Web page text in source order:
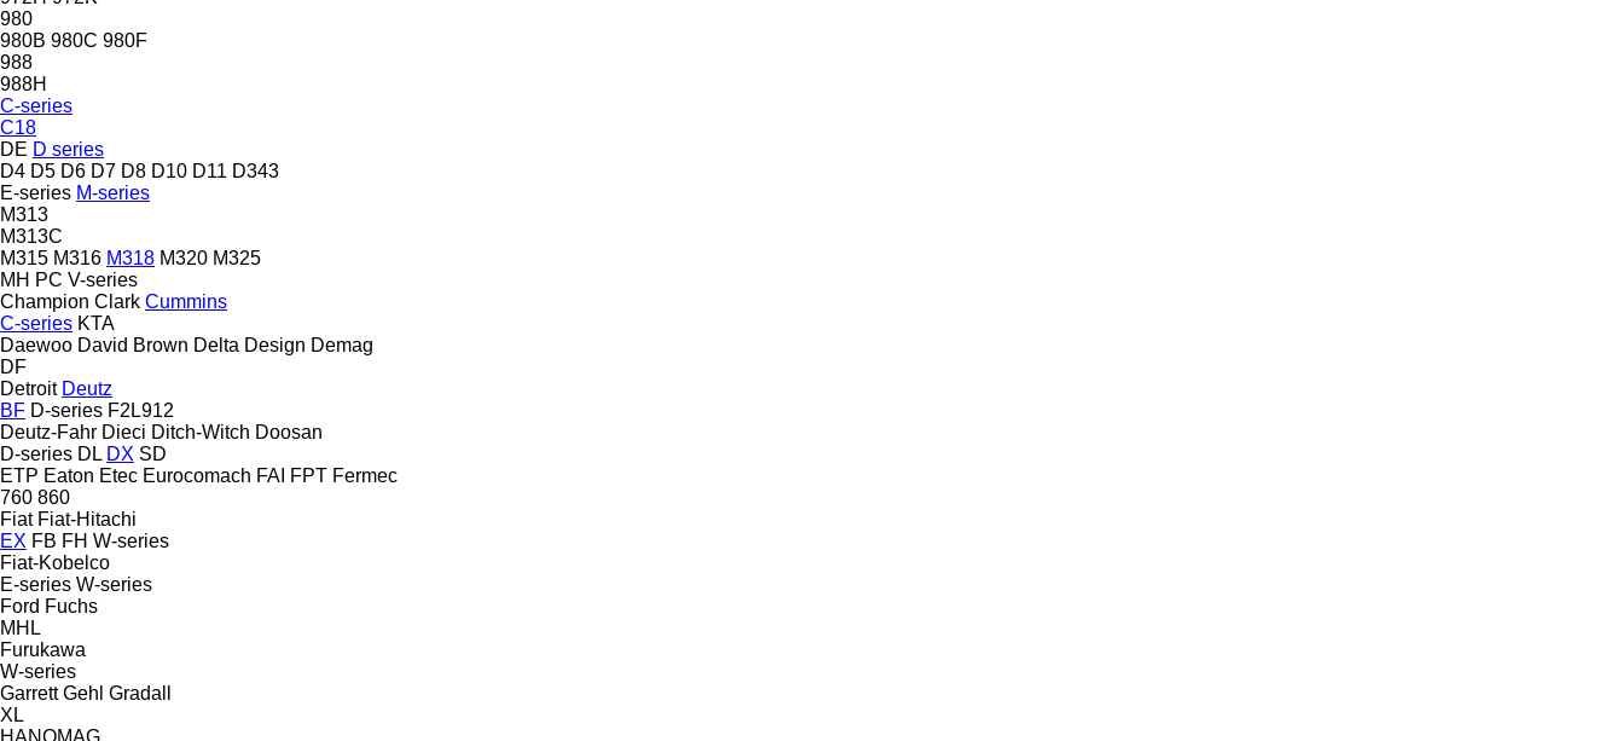
980
980B 980C 980F
988
988H
C-series
C18
DE D series
D4 D5 D6 D7 D8 D10 D11 D343
E-series M-series
M313
M313C
M315 M316 M318 M320 M325
MH PC V-series
Champion Clark Cummins
C-series KTA
Daewoo David Brown Delta Design Demag
DF
Detroit Deutz
BF D-series F2L912
Deutz-Fahr Dieci Ditch-Witch Doosan
D-series DL DX SD
ETP Eaton Etec Eurocomach FAI FPT Fermec
760 860
Fiat Fiat-Hitachi
EX FB FH W-series
Fiat-Kobelco
E-series W-series
Ford Fuchs
MHL
Furukawa
W-series
Garrett Gehl Gradall
XL
HANOMAG